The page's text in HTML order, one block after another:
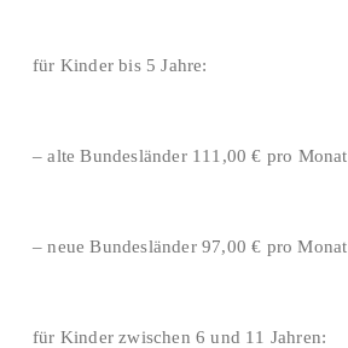
für Kinder bis 5 Jahre:
– alte Bundesländer 111,00 € pro Monat
– neue Bundesländer 97,00 € pro Monat
für Kinder zwischen 6 und 11 Jahren: